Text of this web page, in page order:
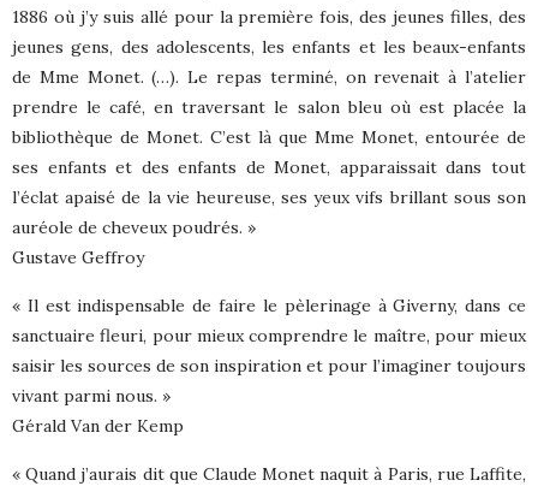
1886 où j’y suis allé pour la première fois, des jeunes filles, des
jeunes gens, des adolescents, les enfants et les beaux-enfants
de Mme Monet. (…). Le repas terminé, on revenait à l’atelier
prendre le café, en traversant le salon bleu où est placée la
bibliothèque de Monet. C’est là que Mme Monet, entourée de
ses enfants et des enfants de Monet, apparaissait dans tout
l’éclat apaisé de la vie heureuse, ses yeux vifs brillant sous son
auréole de cheveux poudrés. »
Gustave Geffroy
« Il est indispensable de faire le pèlerinage à Giverny, dans ce
sanctuaire fleuri, pour mieux comprendre le maître, pour mieux
saisir les sources de son inspiration et pour l’imaginer toujours
vivant parmi nous. »
Gérald Van der Kemp
« Quand j’aurais dit que Claude Monet naquit à Paris, rue Laffite,